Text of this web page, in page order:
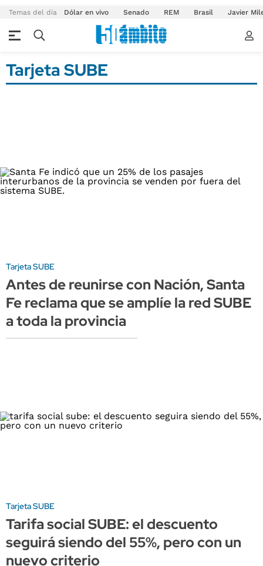
Temas del día Dólar en vivo Senado REM Brasil Javier
Tarjeta SUBE
Tarjeta SUBE
Antes de reunirse con Nación, Santa
Fe reclama que se amplíe la red SUBE
a toda la provincia
Tarjeta SUBE
Tarifa social SUBE: el descuento
seguirá siendo del 55%, pero con un
nuevo criterio